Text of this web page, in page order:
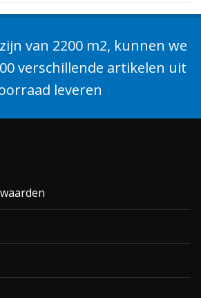
van 2200 m2, kunnen we
verschillende artikelen uit
leveren